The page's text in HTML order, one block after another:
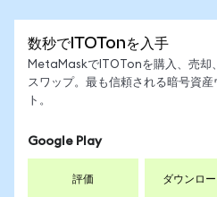
数秒でITOTonを入手
MetaMaskでITOTonを購入、売却
スワップ。最も信頼される暗号資産
ト。
Google Play
評価 ダウンロ